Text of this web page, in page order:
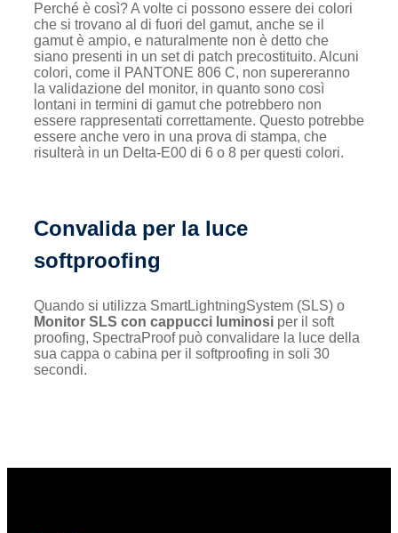
Perché è così? A volte ci possono essere dei colori
che si trovano al di fuori del gamut, anche se il
gamut è ampio, e naturalmente non è detto che
siano presenti in un set di patch precostituito. Alcuni
colori, come il PANTONE 806 C, non supereranno
la validazione del monitor, in quanto sono così
lontani in termini di gamut che potrebbero non
essere rappresentati correttamente. Questo potrebbe
essere anche vero in una prova di stampa, che
risulterà in un Delta-E00 di 6 o 8 per questi colori.
Convalida per la luce
softproofing
Quando si utilizza SmartLightningSystem (SLS) o
Monitor SLS con cappucci luminosi per il soft
proofing, SpectraProof può convalidare la luce della
sua cappa o cabina per il softproofing in soli 30
secondi.